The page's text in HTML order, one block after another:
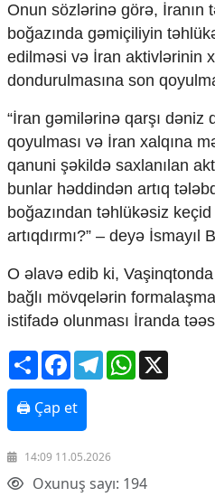
Elm və təhsil
Mədəniyyət
Diaspor
Yüksəliş hekayəsi
Zəfər Diasporu
Səhiyyə
Ailə və uşaq
Turizm
İqtisadiyyat
İqtisadi xəbərlər
Energetika
Neft-qaz
Əmək və sosial siyasət
Kənd təsərrüfatı
Hərbi sənaye
Telekommunikasiya və
COP29
Cəmiyyət
Crossmedia.az - 1 yaş
Siyasət
Onun sözlərinə görə, İranın
boğazında gəmiçiliyin
edilməsi və İran aktivlərinin
dondurulmasına son
“İran gəmilərinə qarşı dəniz
qoyulması və İran xalqına
qanuni şəkildə saxlanılan
bunlar həddindən artıq
boğazından təhlükəsiz
artıqdırmı?” – deyə İsmayıl
O əlavə edib ki,
bağlı mövqelərin
istifadə olunması İranda
ShareFacebookTelegramWhatsApp
🖨 Çap et
14:09 11.05.2026
Oxunuş sayı: 194